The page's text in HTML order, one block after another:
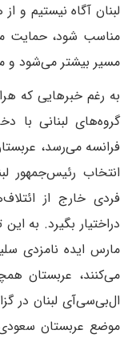
لبنان آگاه نیستیم و
مناسب شود، حمایت
مسیر بیشتر می‌شود و
به رغم خبر‌هایی که
گروه‌های لبنانی با
فرانسه می‌رسد،
انتخاب رئیس‌جمهور
فردی خارج از
مارس ایده نامزدی
می‌کنند، عربستان
ال‌بی‌سی‌آی لبنان در
موضع عربستان